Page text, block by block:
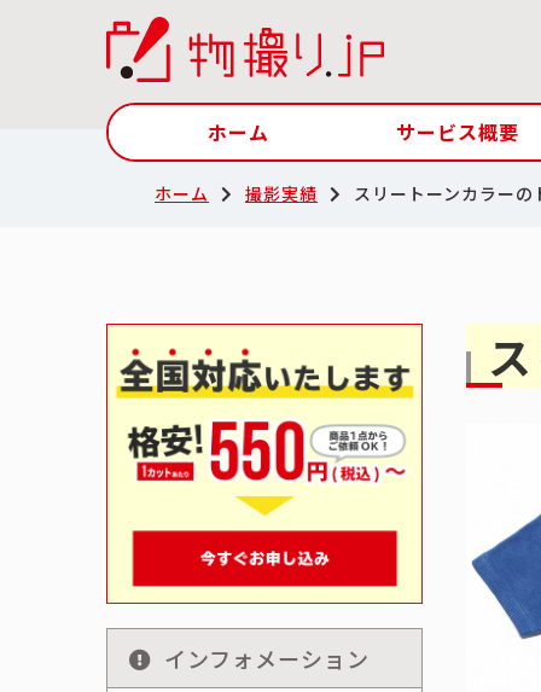
ホーム サービス概要
ホーム 撮影実績 スリートーンカラー
インフォメーション